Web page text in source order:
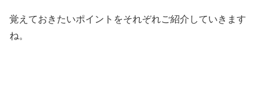
覚えておきたいポイントをそれぞれご紹介していきます
ね。